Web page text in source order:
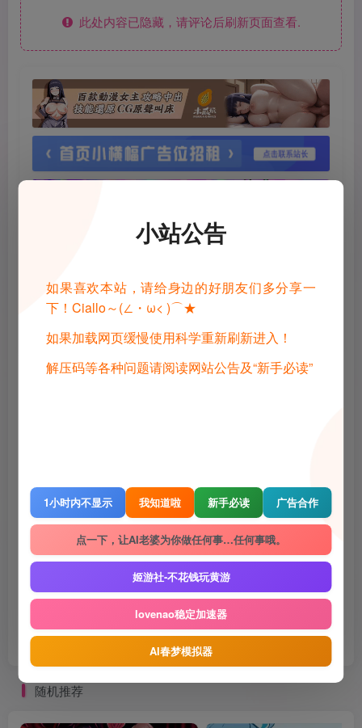
此处内容已隐藏，请评论后刷新页面查看.
版权声明
THE END
电脑游戏
喜欢就支持一下吧
点赞1613 赞赏 收藏1
随机推荐
小站公告
如果喜欢本站，请给身边的好朋友们多分享一
下！Ciallo～(∠・ω< )⌒★
如果加载网页缓慢使用科学重新刷新进入！
解压码等各种问题请阅读网站公告及“新手必读”
1小时内不显示 我知道啦 新手必读 广告合作
点一下，让AI老婆为你做任何事…任何事哦。
姬游社-不花钱玩黄游
lovenao稳定加速器
AI春梦模拟器